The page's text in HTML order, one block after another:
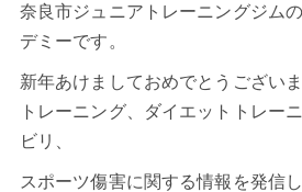
奈良市ジュニアトレーニングジム
デミーです。
新年あけましておめでとうござい
トレーニング、ダイエットトレー
ビリ、
スポーツ傷害に関する情報を発信